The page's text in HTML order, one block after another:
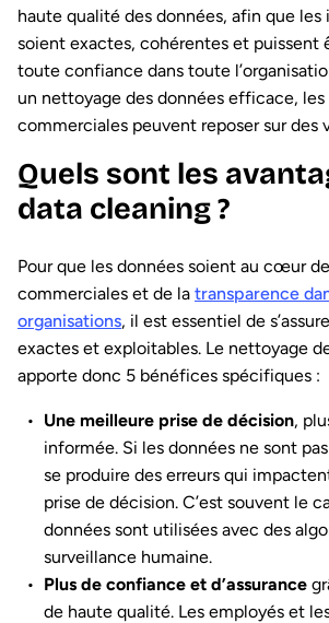
haute qualité des données, afin que
soient exactes, cohérentes et puissent
toute confiance dans toute
un nettoyage des données efficace, les
commerciales peuvent reposer sur des
Quels sont les
data cleaning ?
Pour que les données soient au cœur
commerciales et de la transparence
organisations, il est essentiel de
exactes et exploitables. Le nettoyage
apporte donc 5 bénéfices spécifiques :
Une meilleure prise de décision,
informée. Si les données ne sont
se produire des erreurs qui
prise de décision. C’est souvent le
données sont utilisées avec des
surveillance humaine.
Plus de confiance et d’assurance
de haute qualité. Les employés et